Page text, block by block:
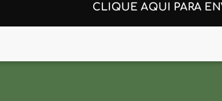
CLIQUE AQUI PARA